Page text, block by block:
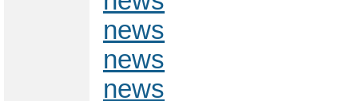
news
news
news